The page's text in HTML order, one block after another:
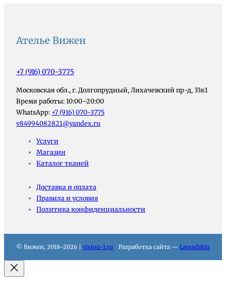
Ателье Вижен
+7 (916) 070-3775
Московская обл., г. Долгопрудный, Лихачевский пр-д, 33к1
Время работы: 10:00–20:00
WhatsApp: +7 (916) 070-3775
v84994082821@yandex.ru
Услуги
Магазин
Каталог тканей
Доставка и оплата
Правила и условия
Политика конфиденциальности
© Вижен, 2018–2026 | vision-1.ru Разработка сайта — Lapushkin